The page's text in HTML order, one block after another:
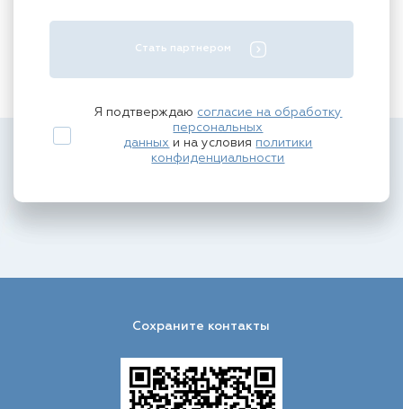
Стать партнером
Я подтверждаю согласие на обработку
персональных
данных и на условия политики
конфиденциальности
Сохраните контакты